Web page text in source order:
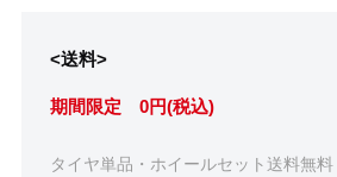
<送料>
期間限定 0円(税込)
タイヤ単品・ホイールセット送料無料